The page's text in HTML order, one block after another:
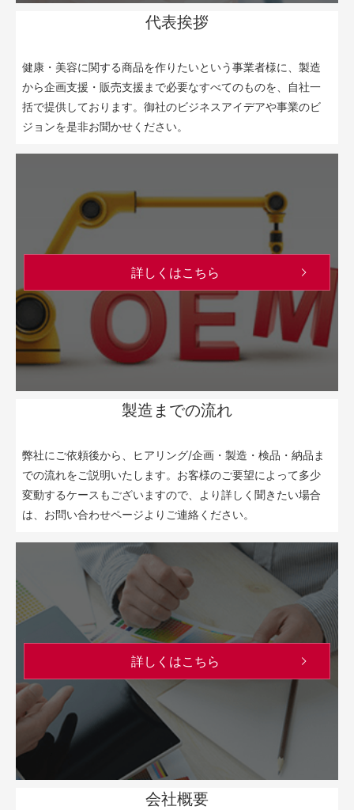
代表挨拶
健康・美容に関する商品を作りたいという事業者様に、製造
から企画支援・販売支援まで必要なすべてのものを、自社一
括で提供しております。御社のビジネスアイデアや事業のビ
ジョンを是非お聞かせください。
詳しくはこちら
製造までの流れ
弊社にご依頼後から、ヒアリング/企画・製造・検品・納品ま
での流れをご説明いたします。お客様のご要望によって多少
変動するケースもございますので、より詳しく聞きたい場合
は、お問い合わせページよりご連絡ください。
詳しくはこちら
会社概要